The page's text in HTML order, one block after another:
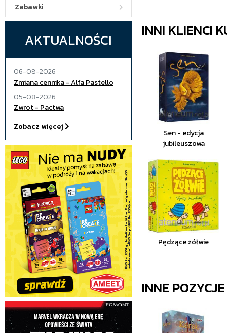
Zabawki
AKTUALNOŚCI
06-08-2026
Zmiana cennika - Alfa Pastello
05-08-2026
Zwrot - Pactwa
Zobacz więcej
INNI KLIENCI
Sen - edycja
jubileuszowa
Pędzące żółwie
INNE